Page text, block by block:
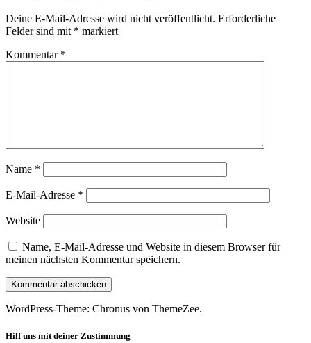
Deine E-Mail-Adresse wird nicht veröffentlicht. Erforderliche
Felder sind mit * markiert
Kommentar *
Name *
E-Mail-Adresse *
Website
Name, E-Mail-Adresse und Website in diesem Browser für
meinen nächsten Kommentar speichern.
WordPress-Theme: Chronus von ThemeZee.
Hilf uns mit deiner Zustimmung